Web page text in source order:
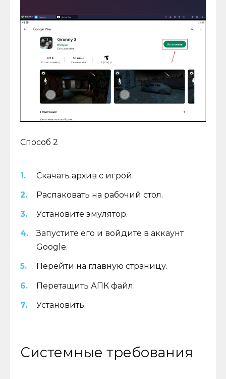
Способ 2
Скачать архив с игрой.
Распаковать на рабочий стол.
Установите эмулятор.
Запустите его и войдите в аккаунт
Google.
Перейти на главную страницу.
Перетащить АПК файл.
Установить.
Системные требования